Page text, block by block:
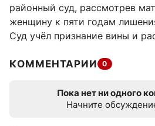
районный суд, рассмотрев
женщину к пяти годам
Суд учёл признание вины и
КОММЕНТАРИИ 0
Пока нет ни одного
Начните